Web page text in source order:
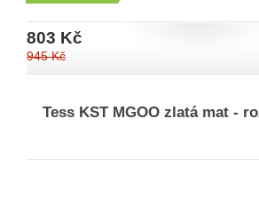
803 Kč
945 Kč
Tess KST MGOO zlatá mat -